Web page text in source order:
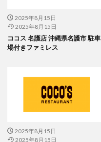
2025年8月15日
2025年8月15日
ココス 名護店 沖縄県名護市 駐車
場付きファミレス
2025年8月15日
2025年8月15日